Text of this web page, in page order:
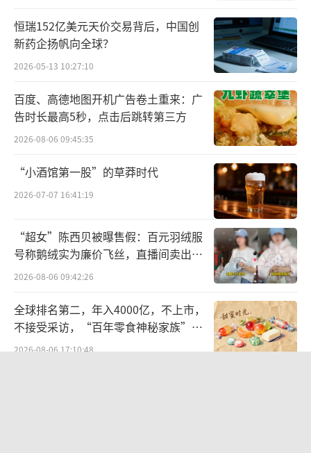
2002年，中国建成第一个具有偏滤器位形
的托卡马克装置中国环流器二号A（HL-2A），
2006年，由中科院合肥物质科学研究院研
发的超导托卡马克核聚变实验装置“东方超
环”（EAST）成功实现首次放电，这是世界上
第一个全超导非圆截面的托卡马克装置。
2020年建成的中国环流器二号M装置（HL-
2M）。
2023年建成的中国联合球形托卡马克2号新
概念磁约束核聚变探索装置（SUNIST-2）。
2023年12月，“中国环流三号”试验性聚
变反应堆宣布面向全球开放，该反应堆实现了1
恒瑞152亿美元天价交易背后，中国创
新药企扬帆向全球？
2026-05-13 10:27:10
百度、高德地图开机广告卷土重来：广
告时长最高5秒，点击后跳转第三方
2026-08-06 09:45:35
“小酒馆第一股”的草莽时代
2026-07-07 16:41:19
“超女”陈西贝被曝售假：百元羽绒服
号称鹅绒实为廉价飞丝，直播间卖出超
百万元
2026-08-06 09:42:26
全球排名第二，年入4000亿，不上市，
不接受采访，“百年零食神秘家族”浮
出水面？
2026-08-06 17:10:48